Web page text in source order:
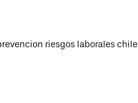
riesgos laborales chile